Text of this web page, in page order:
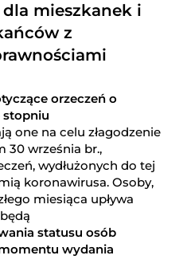
mieszkanek i
z
orzeczeń o
stopniu
one na celu złagodzenie
30 września br.,
wydłużonych do tej
koronawirusa. Osoby,
miesiąca upływa
statusu osób
wydania